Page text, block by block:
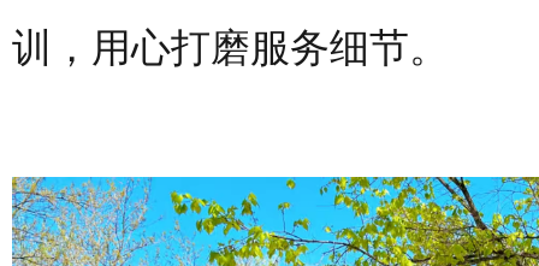
训，用心打磨服务细节。